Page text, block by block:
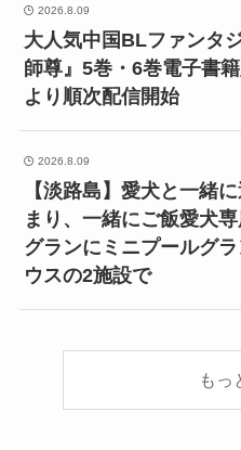
2026.8.09
大人気中国BLファンタ
師尊』5巻・6巻電子書
より順次配信開始
2026.8.09
【淡路島】愛犬と一緒
まり、一緒にご飯愛犬
グランにミニプールグ
ウスの2施設で
もっ